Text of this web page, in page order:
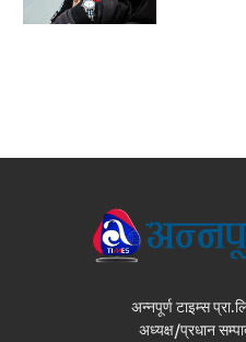
अन्नपूर्ण टाइम्स
अध्यक्ष/प्रधान